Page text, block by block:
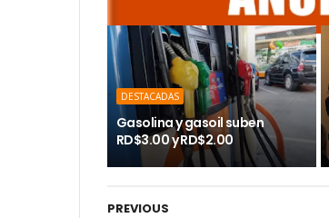
DESTACADAS
Gasolina y gasoil suben
RD$3.00 y RD$2.00
PREVIOUS